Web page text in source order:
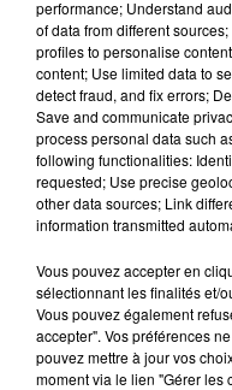
Selon l'UFAP UNSa-
arrivé au sein de
"par mesure d'ordre
passages en
violences sur
menaces".Les
des décisions
adaptées aux faits
performance; Understand
of data from different
profiles to personalise
content; Use limited data to
detect fraud, and fix errors;
Save and communicate
process personal data such
following functionalities:
requested; Use precise
other data sources; Link
information transmitted
Vous pouvez accepter en
sélectionnant les finalités et/
Vous pouvez également
accepter". Vos préférences
pouvez mettre à jour vos
moment via le lien "Gérer les